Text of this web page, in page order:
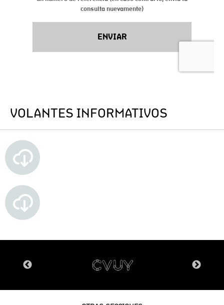
VOLANTES INFORMATIVOS